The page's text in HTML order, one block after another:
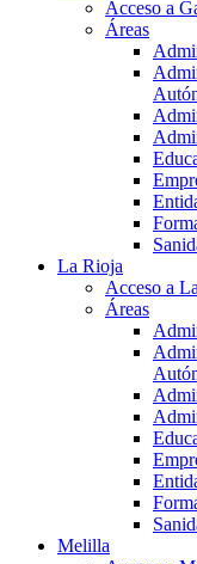
Acceso a
Áreas
La Rioja
Acceso a
Áreas
Melilla